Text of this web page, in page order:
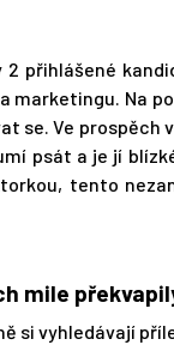
přihlášené
Na
se. Ve prospěch
psát a je jí
tento
mile
si vyhledávají